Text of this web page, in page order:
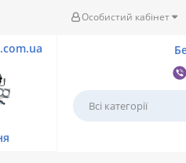
Особистий кабінет